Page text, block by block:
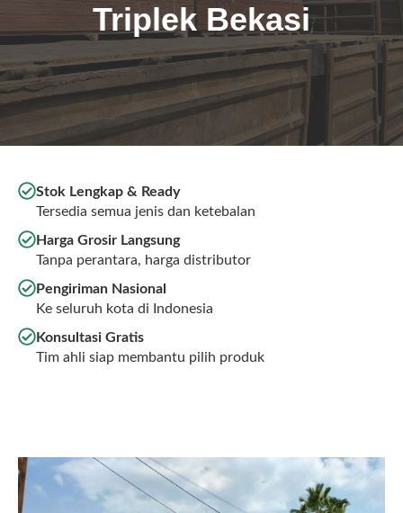
Triplek Bekasi
Stok Lengkap & Ready
Tersedia semua jenis dan ketebalan
Harga Grosir Langsung
Tanpa perantara, harga distributor
Pengiriman Nasional
Ke seluruh kota di Indonesia
Konsultasi Gratis
Tim ahli siap membantu pilih produk